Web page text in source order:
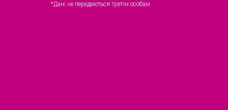
*Дані не передаються третім особам